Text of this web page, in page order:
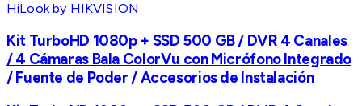
HiLook by HIKVISION
Kit TurboHD 1080p + SSD 500 GB / DVR 4 Canales
/ 4 Cámaras Bala ColorVu con Micrófono Integrado
/ Fuente de Poder / Accesorios de Instalación